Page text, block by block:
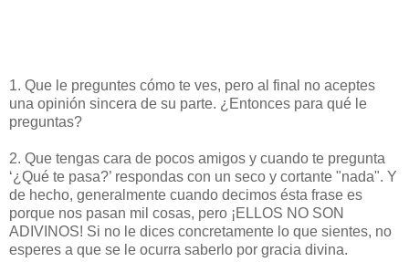
1. Que le preguntes cómo te ves, pero al final no aceptes
una opinión sincera de su parte. ¿Entonces para qué le
preguntas?
2. Que tengas cara de pocos amigos y cuando te pregunta
‘¿Qué te pasa?’ respondas con un seco y cortante "nada". Y
de hecho, generalmente cuando decimos ésta frase es
porque nos pasan mil cosas, pero ¡ELLOS NO SON
ADIVINOS! Si no le dices concretamente lo que sientes, no
esperes a que se le ocurra saberlo por gracia divina.